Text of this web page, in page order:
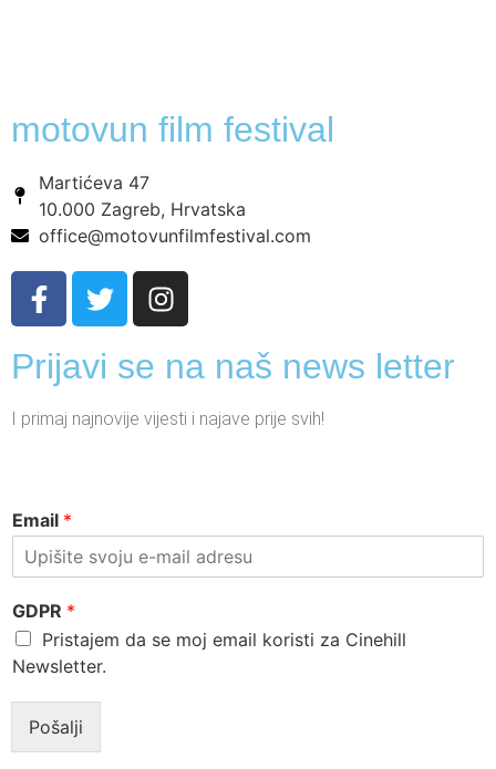
motovun film festival
Martićeva 47
10.000 Zagreb, Hrvatska
office@motovunfilmfestival.com
Prijavi se na naš news letter
I primaj najnovije vijesti i najave prije svih!
Email *
GDPR *
Pristajem da se moj email koristi za Cinehill
Newsletter.
Pošalji